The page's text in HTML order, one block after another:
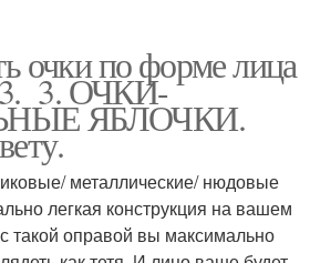
очки по форме лица
3. ОЧКИ-
ЯБЛОЧКИ.
металлические/ нюдовые
легкая конструкция на вашем
такой оправой вы максимально